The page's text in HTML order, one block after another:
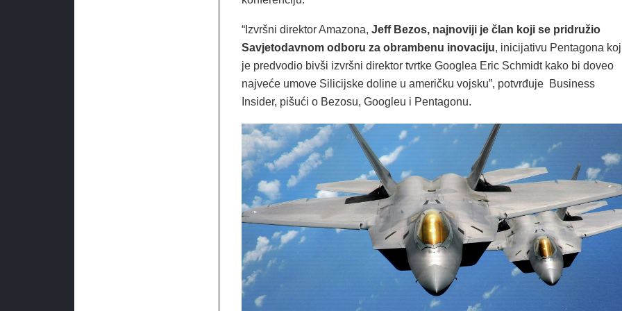
“Izvršni direktor Amazona, Jeff Bezos, najnoviji je član koji se pridružio
Savjetodavnom odboru za obrambenu inovaciju, inicijativu Pentagona
je predvodio bivši izvršni direktor tvrtke Googlea Eric Schmidt kako bi doveo
najveće umove Silicijske doline u američku vojsku”, potvrđuje Business
Insider, pišući o Bezosu, Googleu i Pentagonu.